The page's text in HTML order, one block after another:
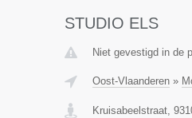
STUDIO ELS
Niet gevestigd in de
Oost-Vlaanderen»
Kruisabeelstraat,